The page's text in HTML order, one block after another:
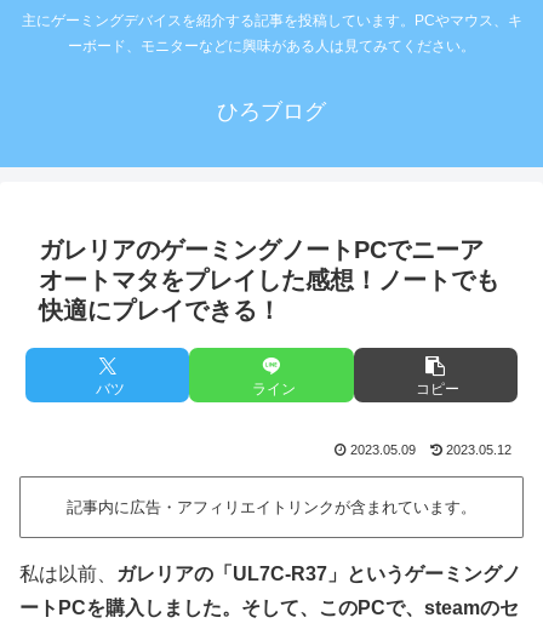
主にゲーミングデバイスを紹介する記事を投稿しています。PCやマウス、キ
ーボード、モニターなどに興味がある人は見てみてください。
ひろブログ
ガレリアのゲーミングノートPCでニーア
オートマタをプレイした感想！ノートでも
快適にプレイできる！
バツ ライン コピー
2023.05.09 2023.05.12
記事内に広告・アフィリエイトリンクが含まれています。
私は以前、
ガレリアの「UL7C-R37」というゲーミングノ
ートPCを購入しました。そして、このPCで、steamのセ